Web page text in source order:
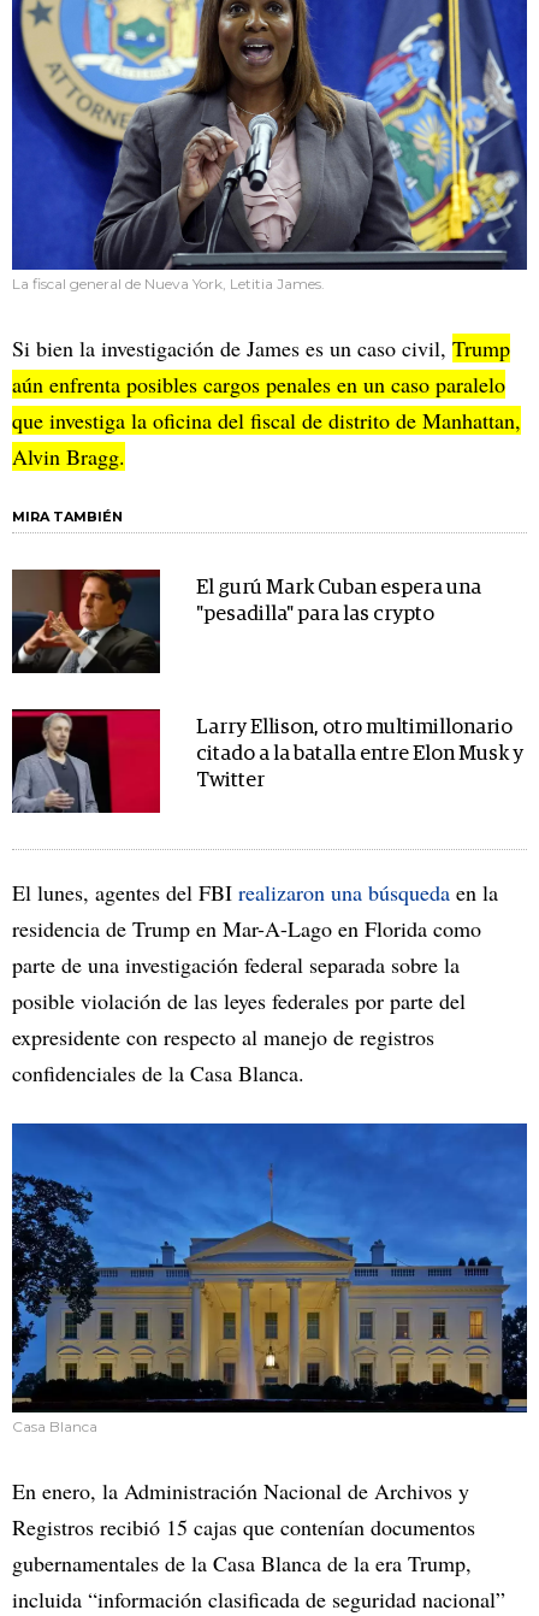
La fiscal general de Nueva York, Letitia James.
Si bien la investigación de James es un caso civil, Trump
aún enfrenta posibles cargos penales en un caso paralelo
que investiga la oficina del fiscal de distrito de Manhattan,
Alvin Bragg.
MIRA TAMBIÉN
El gurú Mark Cuban espera una
"pesadilla" para las crypto
Larry Ellison, otro multimillonario
citado a la batalla entre Elon Musk y
Twitter
El lunes, agentes del FBI realizaron una búsqueda en la
residencia de Trump en Mar-A-Lago en Florida como
parte de una investigación federal separada sobre la
posible violación de las leyes federales por parte del
expresidente con respecto al manejo de registros
confidenciales de la Casa Blanca.
Casa Blanca
En enero, la Administración Nacional de Archivos y
Registros recibió 15 cajas que contenían documentos
gubernamentales de la Casa Blanca de la era Trump,
incluida “información clasificada de seguridad nacional”